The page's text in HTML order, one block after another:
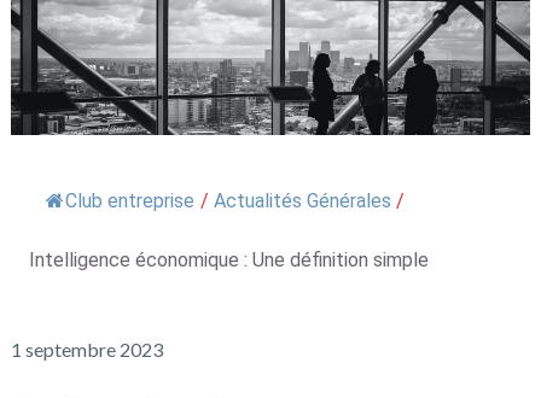
Club entreprise / Actualités Générales /
Intelligence économique : Une définition simple
1 septembre 2023